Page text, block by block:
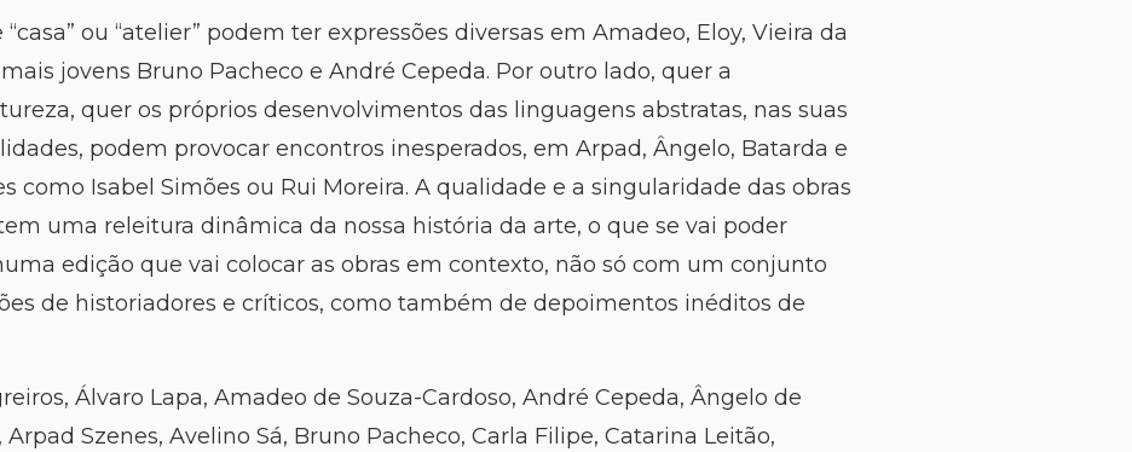
ou “atelier” podem ter expressões diversas em Amadeo, Eloy, Vieira da
jovens Bruno Pacheco e André Cepeda. Por outro lado, quer a
quer os próprios desenvolvimentos das linguagens abstratas, nas suas
podem provocar encontros inesperados, em Arpad, Ângelo, Batarda e
como Isabel Simões ou Rui Moreira. A qualidade e a singularidade das obras
uma releitura dinâmica da nossa história da arte, o que se vai poder
edição que vai colocar as obras em contexto, não só com um conjunto
de historiadores e críticos, como também de depoimentos inéditos de
Álvaro Lapa, Amadeo de Souza-Cardoso, André Cepeda, Ângelo de
Arpad Szenes, Avelino Sá, Bruno Pacheco, Carla Filipe, Catarina Leitão,